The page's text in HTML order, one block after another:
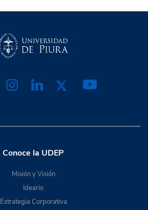
Conoce la UDEP
Misión y Visión
Ideario
Estrategia Corporativa